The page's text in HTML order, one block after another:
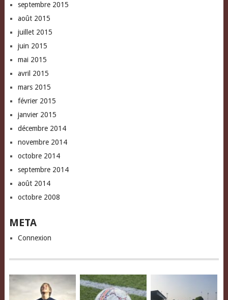
septembre 2015
août 2015
juillet 2015
juin 2015
mai 2015
avril 2015
mars 2015
février 2015
janvier 2015
décembre 2014
novembre 2014
octobre 2014
septembre 2014
août 2014
octobre 2008
META
Connexion